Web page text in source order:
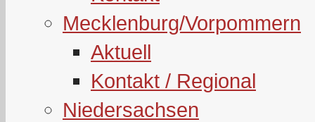
Mecklenburg/Vorpommern
Aktuell
Kontakt / Regional
Niedersachsen